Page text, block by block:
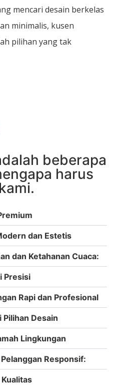
mencari desain berkelas
minimalis, kusen
pilihan yang tak
beberapa
harus
dan Estetis
dan Ketahanan Cuaca:
Presisi
Rapi dan Profesional
Pilihan Desain
Lingkungan
Responsif: